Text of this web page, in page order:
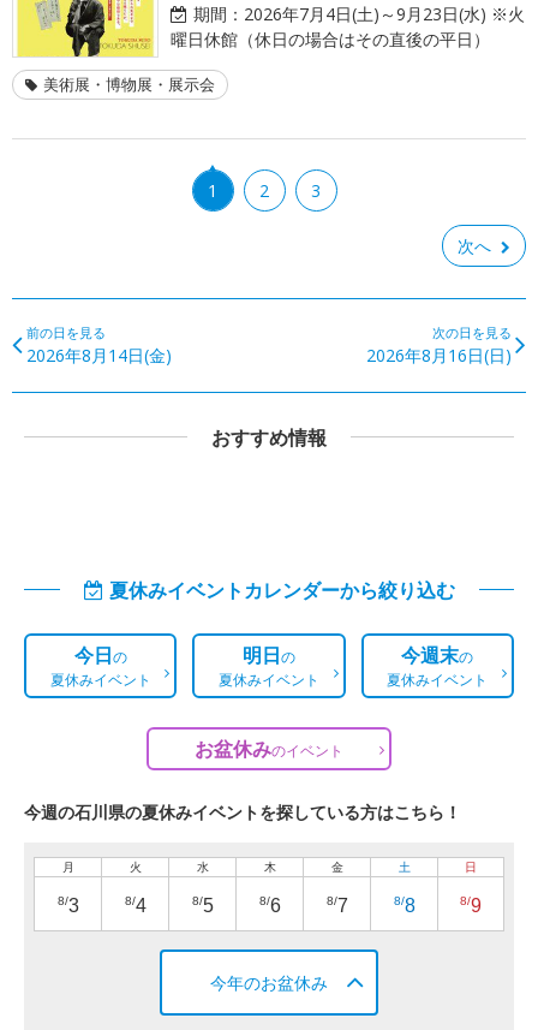
期間： 2026年7月4日(土)～9月23日(水) ※火
曜日休館（休日の場合はその直後の平日）
美術展・博物展・展示会
1 2 3
次へ
前の日を見る
2026年8月14日(金)
次の日を見る
2026年8月16日(日)
おすすめ情報
夏休みイベントカレンダーから絞り込む
今日の
夏休みイベント
明日の
夏休みイベント
今週末の
夏休みイベント
お盆休みのイベント
今週の石川県の夏休みイベントを探している方はこちら！
月
8/3
火
8/4
水
8/5
木
8/6
金
8/7
土
8/8
日
8/9
今年のお盆休み